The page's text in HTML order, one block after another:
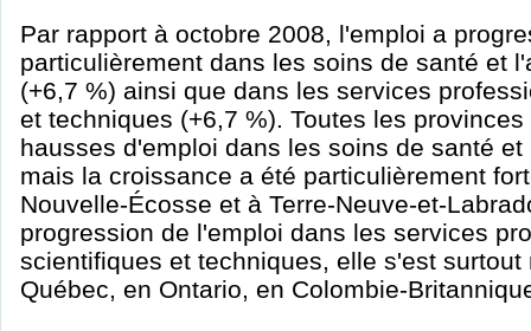
Par rapport à octobre 2008, l'emploi a
particulièrement dans les soins de santé et
(+6,7 %) ainsi que dans les services
et techniques (+6,7 %). Toutes les
hausses d'emploi dans les soins de santé
mais la croissance a été particulièrement
Nouvelle-Écosse et à Terre-Neuve-et-
progression de l'emploi dans les services
scientifiques et techniques, elle s'est surtout
Québec, en Ontario, en Colombie-